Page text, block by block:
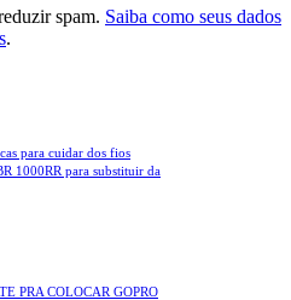
spam. Saiba como seus dados
.
para cuidar dos fios
1000RR para substituir da
PRA COLOCAR GOPRO